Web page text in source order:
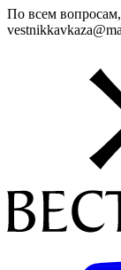
По всем